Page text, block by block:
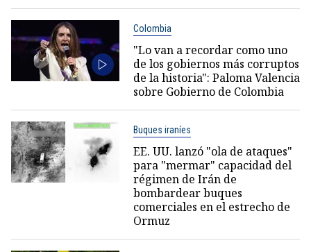
Colombia
"Lo van a recordar como uno
de los gobiernos más corruptos
de la historia": Paloma Valencia
sobre Gobierno de Colombia
Buques iraníes
EE. UU. lanzó "ola de ataques"
para "mermar" capacidad del
régimen de Irán de
bombardear buques
comerciales en el estrecho de
Ormuz